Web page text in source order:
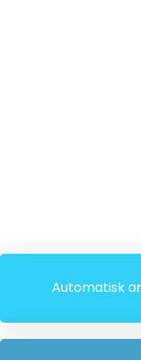
Automatisk